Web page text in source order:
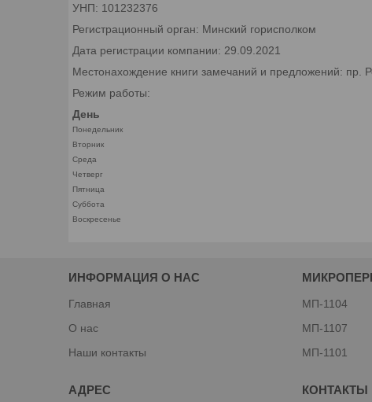
УНП: 101232376
Регистрационный орган: Минский горисполком
Дата регистрации компании: 29.09.2021
Местонахождение книги замечаний и предложений: пр.
Режим работы:
День
Понедельник
Вторник
Среда
Четверг
Пятница
Суббота
Воскресенье
ИНФОРМАЦИЯ О НАС
Главная
О нас
Наши контакты
МП-1104
МП-1107
МП-1101